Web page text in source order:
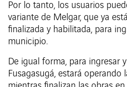
Por lo tanto, los usuarios
variante de Melgar, que ya
finalizada y habilitada, para
municipio.
De igual forma, para ingresar
Fusagasugá, estará operando